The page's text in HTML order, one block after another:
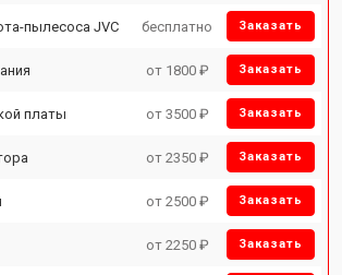
пылесоса JVC бесплатно Заказать
от 1800 ₽ Заказать
платы от 3500 ₽ Заказать
от 2350 ₽ Заказать
от 2500 ₽ Заказать
от 2250 ₽ Заказать